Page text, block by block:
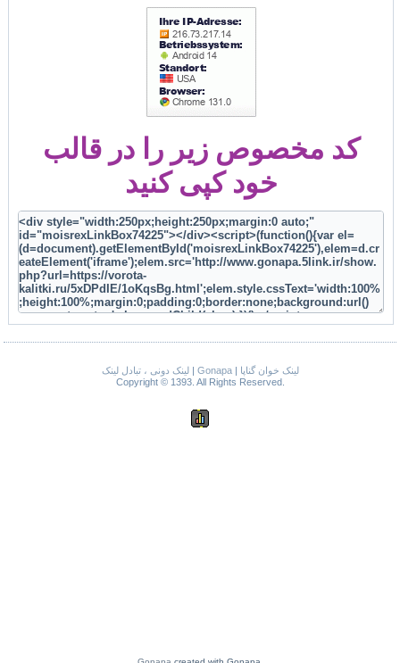
کد مخصوص زیر را در قالب
خود کپی کنید
لینک دونی ، تبادل لینک| Gonapa|
لینک خوان گناپا
Copyright © 1393. All Rights Reserved.